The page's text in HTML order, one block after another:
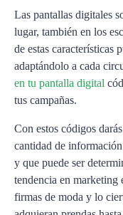
Las pantallas digitales
lugar, también en los
de estas características
adaptándolo a cada
en tu pantalla digital
tus campañas.
Con estos códigos
cantidad de
y que puede ser
tendencia en marketing
firmas de moda y lo